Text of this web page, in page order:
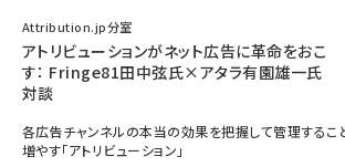
Attribution.jp分室
アトリビューションがネット広告に革命をおこ
す： Fringe81田中弦氏×アタラ有園雄一氏
対談
各広告チャンネルの本当の効果を把握して管理するこ
増やす「アトリビューション」